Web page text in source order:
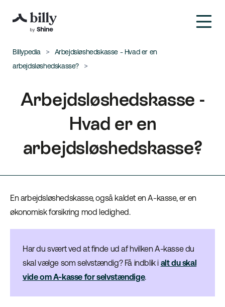
Billypedia
Arbejdsløshedskasse - Hvad er en
arbejdsløshedskasse?
Arbejdsløshedskasse -
Hvad er en
arbejdsløshedskasse?
En arbejdsløshedskasse, også kaldet en A-kasse, er en
økonomisk forsikring mod ledighed.
Har du svært ved at finde ud af hvilken A-kasse du
skal vælge som selvstændig? Få indblik i alt du skal
vide om A-kasse for selvstændige.